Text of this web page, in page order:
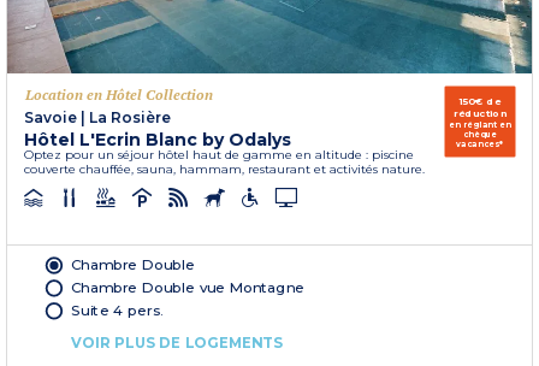
Location en Hôtel Collection
Savoie
La Rosière
Hôtel L'Ecrin Blanc by Odalys
Optez pour un séjour hôtel haut de gamme en altitude : piscine
couverte chauffée, sauna, hammam, restaurant et activités nature.
150€ de
réduction
en réglant en
chèque
vacances*
Chambre Double
Chambre Double vue Montagne
Suite 4 pers.
VOIR PLUS DE LOGEMENTS